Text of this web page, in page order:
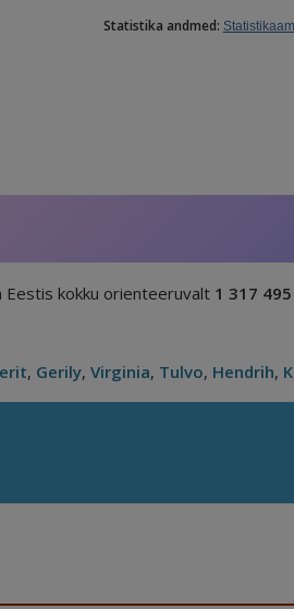
Statistika andmed:
Eestis kokku orienteeruvalt 1 317 495
, Gerily, Virginia, Tulvo, Hendrih,